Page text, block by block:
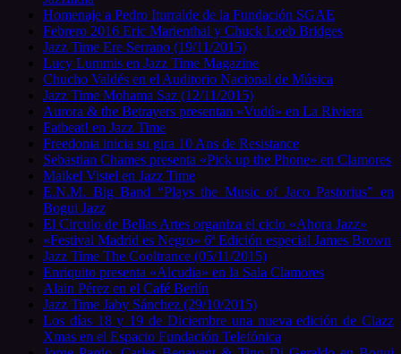
Homenaje a Pedro Iturralde de la Fundación SGAE
Febrero 2016 Eric Marienthal y Chuck Loeb Bridges
Jazz Time Ere Serrano (19/11/2015)
Lucy Lummis en Jazz Time Magazine
Chucho Valdés en el Auditorio Nacional de Música
Jazz Time Mohama Saz (12/11/2015)
Aurora & the Betrayers presentan «Vudú» en La Riviera
Fatbeat! en Jazz Time
Freedonia inicia su gira 10 Ans de Resistance
Sebastian Chames presenta «Pick up the Phone» en Clamores
Maikel Vistel en Jazz Time
E.N.M. Big Band “Plays the Music of Jaco Pastorius” en
Bogui Jazz
El Circulo de Bellas Artes organiza el ciclo «Ahora Jazz»
«Festival Madrid es Negro» 6ª Edición especial James Brown
Jazz Time The Cooltrance (05/11/2015)
Enriquito presenta «Alcudia» en la Sala Clamores
Alain Pérez en el Café Berlín
Jazz Time Jaby Sánchez (29/10/2015)
Los días 18 y 19 de Diciembre una nueva edición de Clazz
Xmas en el Espacio Fundación Telefónica